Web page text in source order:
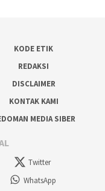
KODE ETIK
REDAKSI
DISCLAIMER
KONTAK KAMI
MEDIA SIBER
Twitter
WhatsApp